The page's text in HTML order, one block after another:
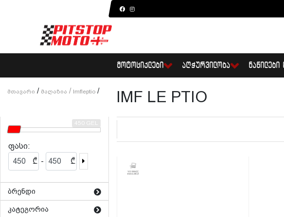
ᲛᲝᲢᲝᲪᲘᲙᲚᲔᲑᲘ ᲐᲦᲭᲣᲠᲕᲘᲚᲝᲑᲐ ᲜᲐᲬᲘᲚᲔᲑᲘ
Მთავარი / Მაღაზია / Imfleptio / IMF LE PTIO
450 GEL
ფასი:
₾ - ₾
ბრენდი
კატეგორია